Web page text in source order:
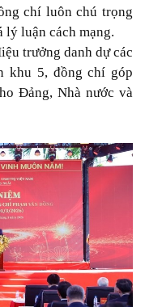
chí luôn chú trọng
lý luận cách mạng.
trưởng danh dự các
khu 5, đồng chí góp
Đảng, Nhà nước và